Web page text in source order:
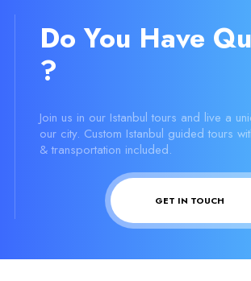
Do You Have
?
Join us in our Istanbul tours and live a
our city. Custom Istanbul guided tours
& transportation included.
GET IN TOUCH